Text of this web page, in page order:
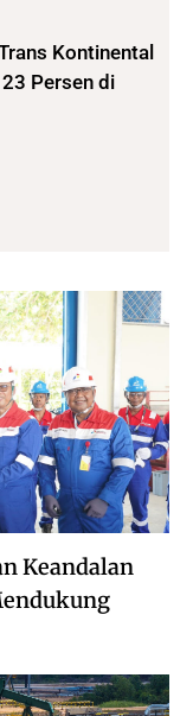
Kontinental
Persen di
Keandalan